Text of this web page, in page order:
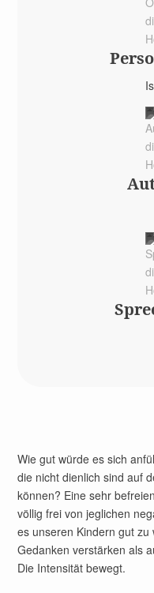
Wie gut würde es sich
die nicht dienlich sind auf
können? Eine sehr
völlig frei von jeglichen
es unseren Kindern gut
Gedanken verstärken als
Die Intensität bewegt.